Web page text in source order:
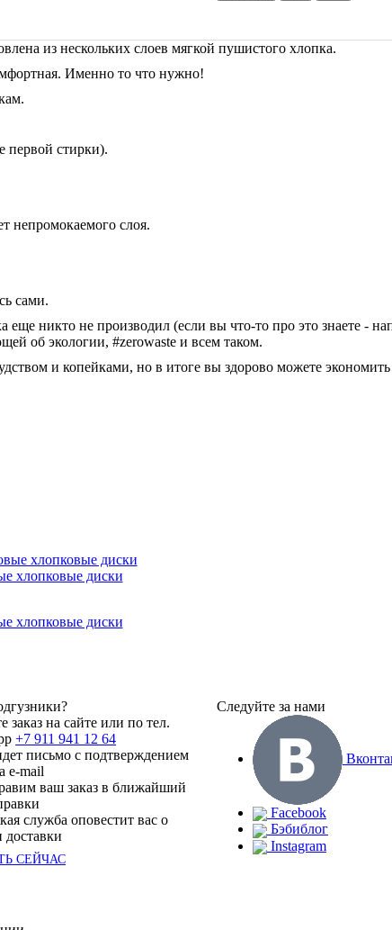
из нескольких слоев мягкой пушистого хлопка.
Именно то что нужно!
первой стирки).
непромокаемого слоя.
сами.
никто не производил (если вы что-то про это знаете -
об экологии, #zerowaste и всем таком.
и копейками, но в итоге вы здорово можете
хлопковые диски
хлопковые диски
заказ на сайте или по тел.
+7 911 941 12 64
письмо с подтверждением
e-mail
ваш заказ в ближайший
служба оповестит вас о
доставки
СЕЙЧАС
Следуйте за нами
Facebook
Бэбиблог
Instagram